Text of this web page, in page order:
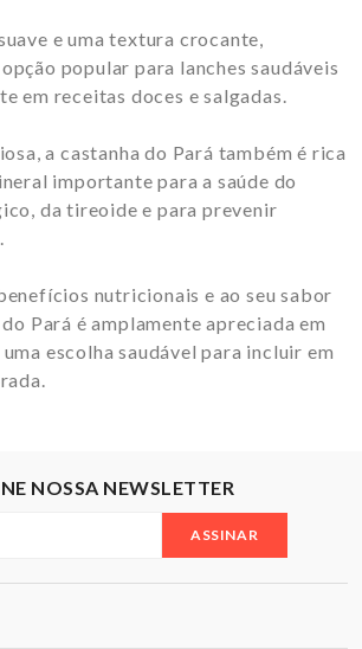
e uma textura crocante,
popular para lanches saudáveis
em receitas doces e salgadas.
a castanha do Pará também é rica
importante para a saúde do
da tireoide e para prevenir
nutricionais e ao seu sabor
Pará é amplamente apreciada em
escolha saudável para incluir em
NOSSA NEWSLETTER
ASSINAR